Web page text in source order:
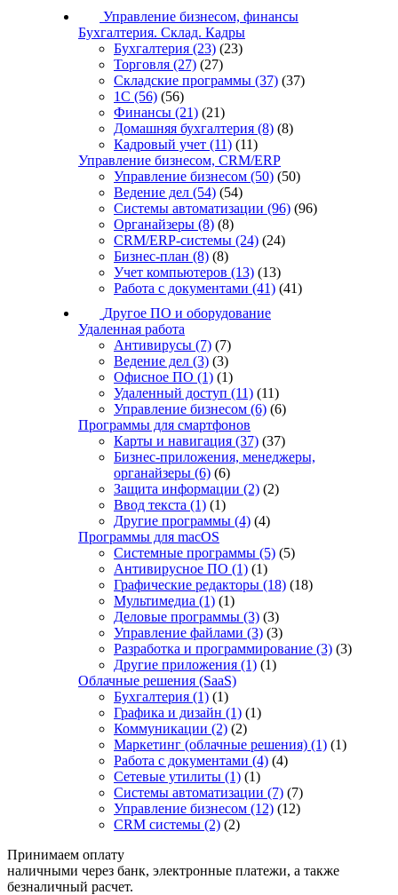
Управление бизнесом, финансы
Бухгалтерия. Склад. Кадры
Бухгалтерия (23) (23)
Торговля (27) (27)
Складские программы (37) (37)
1С (56) (56)
Финансы (21) (21)
Домашняя бухгалтерия (8) (8)
Кадровый учет (11) (11)
Управление бизнесом, CRM/ERP
Управление бизнесом (50) (50)
Ведение дел (54) (54)
Системы автоматизации (96) (96)
Органайзеры (8) (8)
CRM/ERP-системы (24) (24)
Бизнес-план (8) (8)
Учет компьютеров (13) (13)
Работа с документами (41) (41)
Другое ПО и оборудование
Удаленная работа
Антивирусы (7) (7)
Ведение дел (3) (3)
Офисное ПО (1) (1)
Удаленный доступ (11) (11)
Управление бизнесом (6) (6)
Программы для смартфонов
Карты и навигация (37) (37)
Бизнес-приложения, менеджеры,
органайзеры (6) (6)
Защита информации (2) (2)
Ввод текста (1) (1)
Другие программы (4) (4)
Программы для macOS
Системные программы (5) (5)
Антивирусное ПО (1) (1)
Графические редакторы (18) (18)
Мультимедиа (1) (1)
Деловые программы (3) (3)
Управление файлами (3) (3)
Разработка и программирование (3) (3)
Другие приложения (1) (1)
Облачные решения (SaaS)
Бухгалтерия (1) (1)
Графика и дизайн (1) (1)
Коммуникации (2) (2)
Маркетинг (облачные решения) (1) (1)
Работа с документами (4) (4)
Сетевые утилиты (1) (1)
Системы автоматизации (7) (7)
Управление бизнесом (12) (12)
CRM системы (2) (2)
Принимаем оплату
наличными через банк, электронные платежи, а также
безналичный расчет.